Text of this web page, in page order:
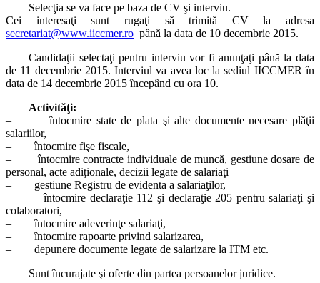
Selecţia se va face pe baza de CV şi interviu.
Cei interesaţi sunt rugaţi să trimită CV la adresa
secretariat@www.iiccmer.ro până la data de 10 decembrie 2015.
Candidaţii selectaţi pentru interviu vor fi anunţaţi până la data
de 11 decembrie 2015. Interviul va avea loc la sediul IICCMER în
data de 14 decembrie 2015 începând cu ora 10.
Activităţi:
– întocmire state de plata şi alte documente necesare plăţii
salariilor,
– întocmire fişe fiscale,
– întocmire contracte individuale de muncă, gestiune dosare de
personal, acte adiţionale, decizii legate de salariaţi
– gestiune Registru de evidenta a salariaţilor,
– întocmire declaraţie 112 şi declaraţie 205 pentru salariaţi şi
colaboratori,
– întocmire adeverinţe salariaţi,
– întocmire rapoarte privind salarizarea,
– depunere documente legate de salarizare la ITM etc.
Sunt încurajate şi oferte din partea persoanelor juridice.